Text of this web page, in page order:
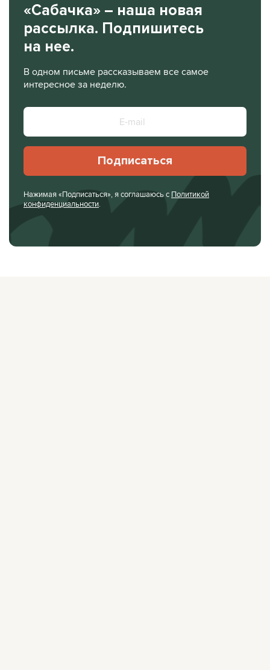
«Сабачка» – наша новая
рассылка. Подпишитесь
на нее.
В одном письме рассказываем все самое
интересное за неделю.
Подписаться
Нажимая «Подписаться», я соглашаюсь с Политикой
конфиденциальности.